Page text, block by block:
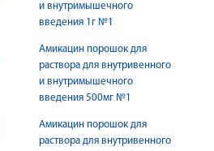
и внутримышечного
введения 1г №1
Амикацин порошок для
раствора для внутривенного
и внутримышечного
введения 500мг №1
Амикацин порошок для
раствора для внутривенного